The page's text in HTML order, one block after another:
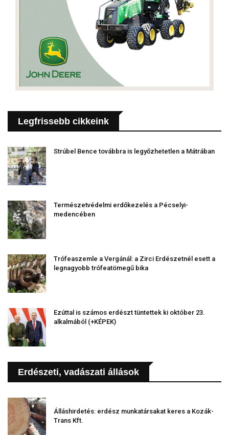
Legfrissebb cikkeink
Strúbel Bence továbbra is legyőzhetetlen a Mátrában
Természetvédelmi erdőkezelés a Pécselyi-
medencében
Trófeaszemle a Vergánál: a Zirci Erdészetnél esett a
legnagyobb trófeatömegű bika
Ezúttal is számos erdészt tüntettek ki október 23.
alkalmából (+KÉPEK)
Erdészeti, vadászati állások
Álláshirdetés: erdész munkatársakat keres a Kozák-
Trans Kft.